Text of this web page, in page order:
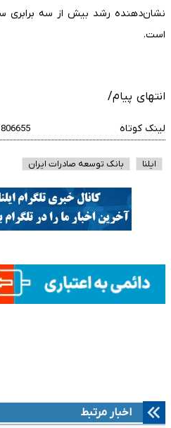
نشان‌دهنده رشد بیش از سه برابری
است.
انتهای پیام/
لینک کوتاه
ایلنا بانک توسعه صادرات ایران
اخبار مرتبط